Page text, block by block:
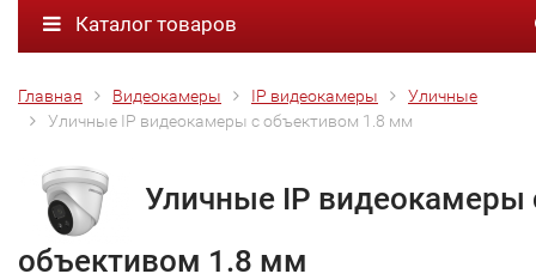
Каталог товаров
Главная Видеокамеры IP видеокамеры
Уличные
Уличные IP видеокамеры с объективом 1.8 мм
Уличные IP видеокамеры
объективом 1.8 мм